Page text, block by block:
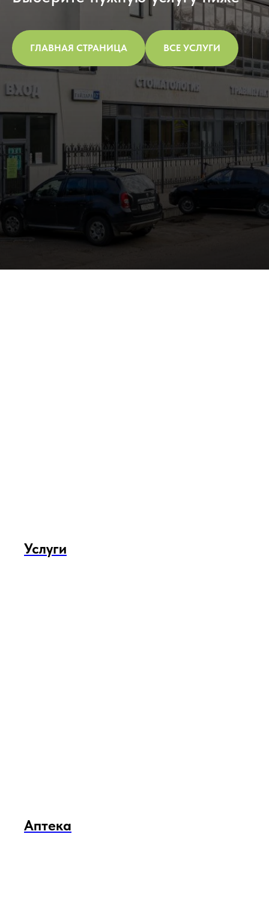
ГЛАВНАЯ СТРАНИЦА ВСЕ УСЛУГИ
Услуги
Аптека